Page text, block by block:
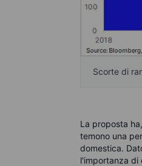
Scorte di
La proposta
temono una
domestica.
l'importanza di